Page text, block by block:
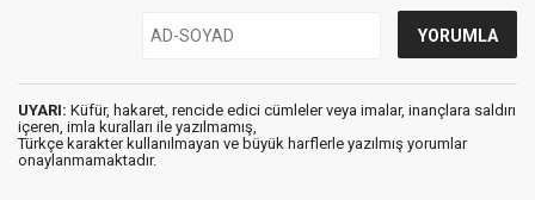
UYARI: Küfür, hakaret, rencide edici cümleler veya imalar, inançlara saldırı
içeren, imla kuralları ile yazılmamış,
Türkçe karakter kullanılmayan ve büyük harflerle yazılmış yorumlar
onaylanmamaktadır.